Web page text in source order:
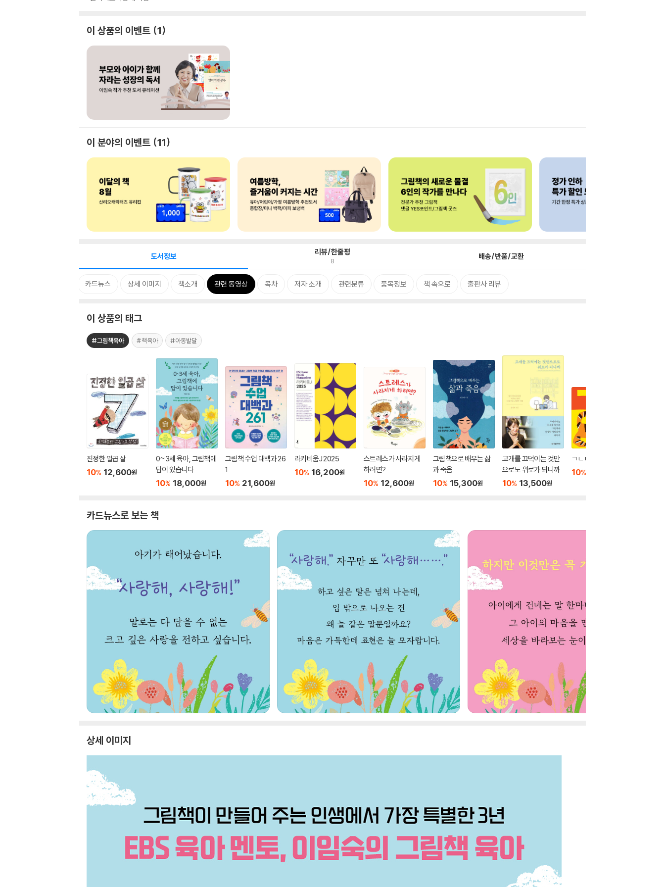
이 상품의 이벤트 1
이 분야의 이벤트 11
도서정보 리뷰/한줄평
8 배송/반품/교환
카드뉴스 상세 이미지 책소개 관련 동영상 목차 저자 소개 관련분류 품목정보 책 속으로 출판사 리뷰
이 상품의 태그
#그림책육아 #책육아 #아동발달
진정한 일곱 살
10% 12,600원
0~3세 육아, 그림책에
답이 있습니다
10% 18,000원
그림책 수업 대백과 26
1
10% 21,600원
라키비움J 2025
10% 16,200원
스트레스가 사라지게
하려면?
10% 12,600원
그림책으로 배우는 삶
과 죽음
10% 15,300원
고개를 끄덕이는 것만
으로도 위로가 되니까
10% 13,500원
ㄱㄴㄷ
10%
카드뉴스로 보는 책
상세 이미지